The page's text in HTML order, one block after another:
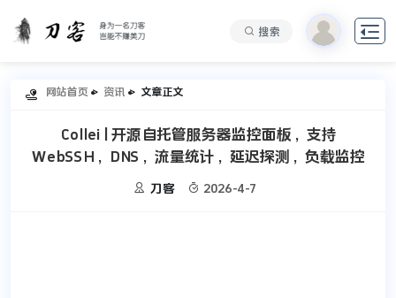
搜索 
 网站首页 资讯 文章正文
Collei | 开源自托管服务器监控面板，支持
WebSSH，DNS，流量统计，延迟探测，负载监控
 刀客  2026-4-7